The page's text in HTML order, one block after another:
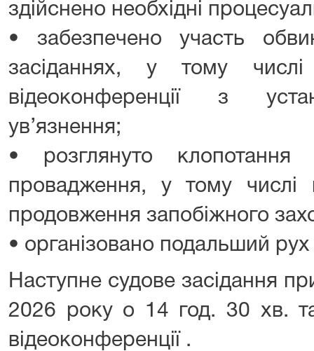
здійснено необхідні
• забезпечено участь
засіданнях, у тому
відеоконференції з
ув’язнення;
• розглянуто клопотання
провадження, у тому числі
продовження запобіжного
• організовано подальший
Наступне судове засідання
2026 року о 14 год. 30 хв.
відеоконференції .